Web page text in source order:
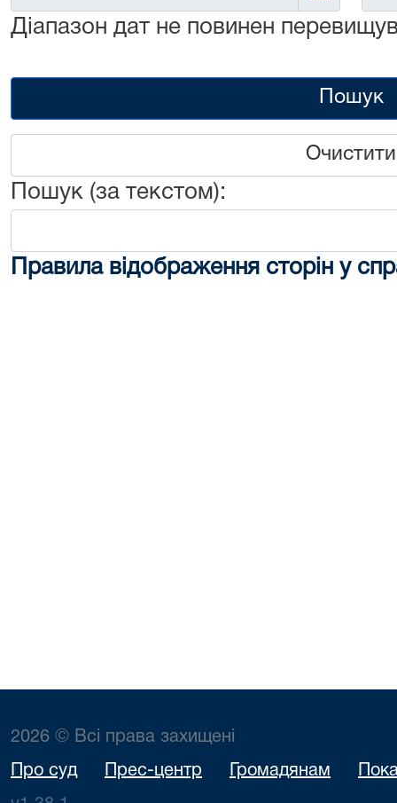
Діапазон дат не повинен
Пошук
Очистити
Пошук (за текстом):
Правила відображення сторін у
2026 © Всі права захищені
Про суд Прес-центр Громадянам